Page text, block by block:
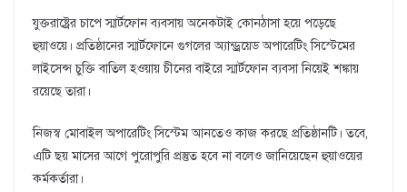
যুক্তরাষ্ট্রের চাপে স্মার্টফোন ব্যবসায় অনেকটাই কোনঠাসা হয়ে পড়েছে
হুয়াওয়ে। প্রতিষ্ঠানের স্মার্টফোনে গুগলের অ্যান্ড্রয়েড অপারেটিং সিস্টেমের
লাইসেন্স চুক্তি বাতিল হওয়ায় চীনের বাইরে স্মার্টফোন ব্যবসা নিয়েই শঙ্কায়
রয়েছে তারা।
নিজস্ব মোবাইল অপারেটিং সিস্টেম আনতেও কাজ করছে প্রতিষ্ঠানটি। তবে,
এটি ছয় মাসের আগে পুরোপুরি প্রস্তুত হবে না বলেও জানিয়েছেন হুয়াওয়ের
কর্মকর্তারা।